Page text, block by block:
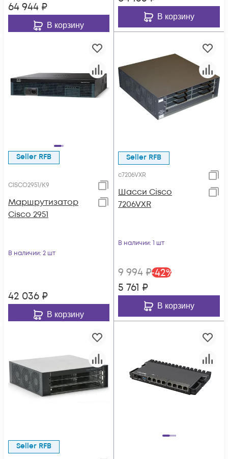
64 944 ₽
В корзину
В корзину
Seller RFB
CISCO2951/K9
Маршрутизатор
Cisco 2951
В наличии: 2 шт
42 036 ₽
В корзину
Seller RFB
c7206VXR
Шасси Cisco
7206VXR
В наличии: 1 шт
9 994 ₽-42%
5 761 ₽
В корзину
Seller RFB